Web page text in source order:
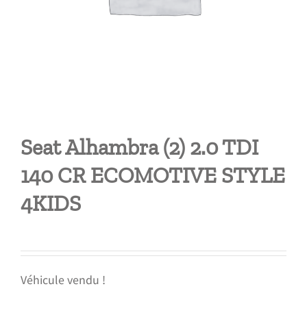
Seat Alhambra (2) 2.0 TDI
140 CR ECOMOTIVE STYLE
4KIDS
Véhicule vendu !